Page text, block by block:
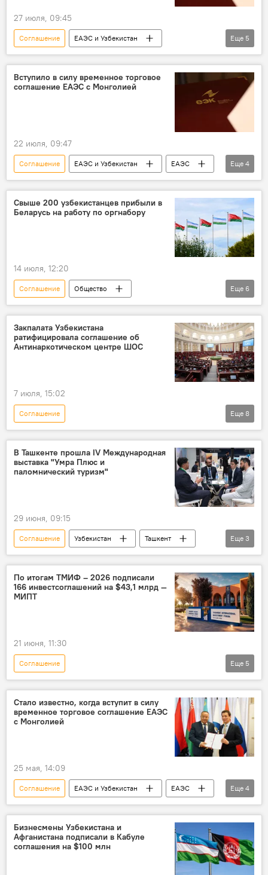
27 июля, 09:45
Соглашение
ЕАЭС и Узбекистан
Узбекистан и ЕАЭС: перспективы возможной интеграции
ЕАЭС
зона свободной торговли
Индонезия
ОАЭ
Еще 5
Вступило в силу временное торговое
соглашение ЕАЭС с Монголией
22 июля, 09:47
Соглашение ЕАЭС и Узбекистан
ЕАЭС
Узбекистан и ЕАЭС: перспективы возможной интеграции
Торговля
Еще 4
Свыше 200 узбекистанцев прибыли в
Беларусь на работу по оргнабору
14 июля, 12:20
Соглашение
Общество
трудовая миграция
трудовые мигранты
трудоустройство
Узбекистан
Оргнабор
Еще 6
Закпалата Узбекистана
ратифицировала соглашение об
Антинаркотическом центре ШОС
7 июля, 15:02
Соглашение
Законодательная палата Олий Мажлиса
Узбекистан
заседание
Ратификация
ШОС
Еще 8
В Ташкенте прошла IV Международная
выставка "Умра Плюс и
паломнический туризм"
29 июня, 09:15
Соглашение Узбекистан
Ташкент
Выставка
паломничество Туризм
Еще 3
По итогам ТМИФ – 2026 подписали
166 инвестсоглашений на $43,1 млрд —
МИПТ
21 июня, 11:30
Соглашение
Министерство инвестиций, промышленности и торговли РУз.
Узбекистан
инвестиционный форум
Ташкент
итоги
Еще 5
Стало известно, когда вступит в силу
временное торговое соглашение ЕАЭС
с Монголией
25 мая, 14:09
Соглашение ЕАЭС и Узбекистан
ЕАЭС
Узбекистан и ЕАЭС: перспективы возможной интеграции
Торговля
Монголия
Еще 4
Бизнесмены Узбекистана и
Афганистана подписали в Кабуле
соглашения на $100 млн